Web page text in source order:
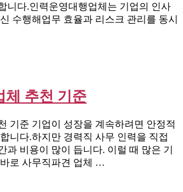
니다.인력운영대행업체는 기업의 인사
수행해업무 효율과 리스크 관리를 동시
체 추천 기준
기준 기업이 성장을 계속하려면 안정적
니다.하지만 경력직 사무 인력을 직접
과 비용이 많이 듭니다. 이럴 때 많은 기
로 사무직파견 업체 …